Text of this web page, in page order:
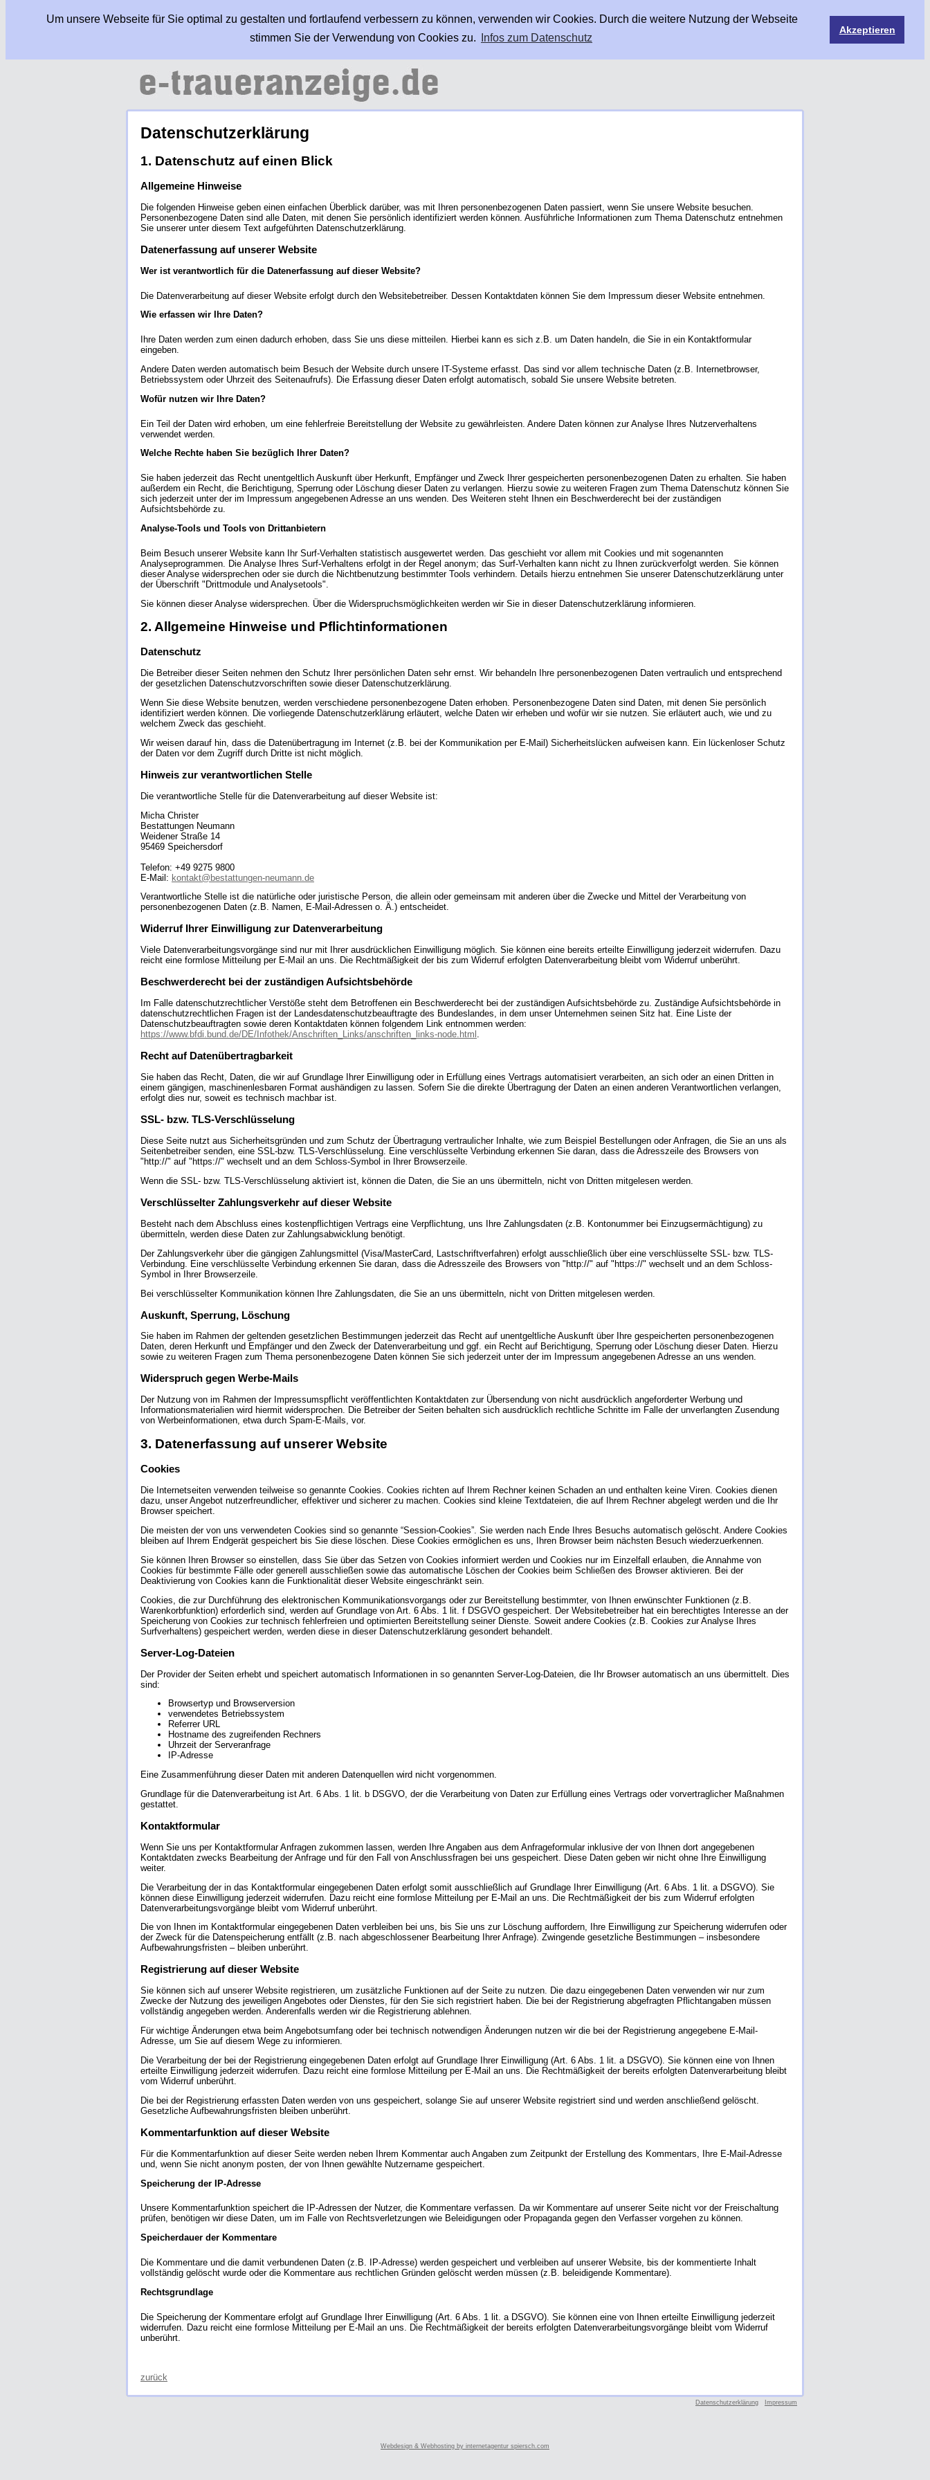
Um unsere Webseite für Sie optimal zu gestalten und fortlaufend verbessern zu können, verwenden wir Cookies. Durch die weitere Nutzung der Webseite
stimmen Sie der Verwendung von Cookies zu.
Infos zum Datenschutz
Akzeptieren
Datenschutzerklärung
1. Datenschutz auf einen Blick
Allgemeine Hinweise
Die folgenden Hinweise geben einen einfachen Überblick darüber, was mit Ihren personenbezogenen Daten passiert, wenn Sie unsere Website besuchen.
Personenbezogene Daten sind alle Daten, mit denen Sie persönlich identifiziert werden können. Ausführliche Informationen zum Thema Datenschutz entnehmen
Sie unserer unter diesem Text aufgeführten Datenschutzerklärung.
Datenerfassung auf unserer Website
Wer ist verantwortlich für die Datenerfassung auf dieser Website?
Die Datenverarbeitung auf dieser Website erfolgt durch den Websitebetreiber. Dessen Kontaktdaten können Sie dem Impressum dieser Website entnehmen.
Wie erfassen wir Ihre Daten?
Ihre Daten werden zum einen dadurch erhoben, dass Sie uns diese mitteilen. Hierbei kann es sich z.B. um Daten handeln, die Sie in ein Kontaktformular
eingeben.
Andere Daten werden automatisch beim Besuch der Website durch unsere IT-Systeme erfasst. Das sind vor allem technische Daten (z.B. Internetbrowser,
Betriebssystem oder Uhrzeit des Seitenaufrufs). Die Erfassung dieser Daten erfolgt automatisch, sobald Sie unsere Website betreten.
Wofür nutzen wir Ihre Daten?
Ein Teil der Daten wird erhoben, um eine fehlerfreie Bereitstellung der Website zu gewährleisten. Andere Daten können zur Analyse Ihres Nutzerverhaltens
verwendet werden.
Welche Rechte haben Sie bezüglich Ihrer Daten?
Sie haben jederzeit das Recht unentgeltlich Auskunft über Herkunft, Empfänger und Zweck Ihrer gespeicherten personenbezogenen Daten zu erhalten. Sie haben
außerdem ein Recht, die Berichtigung, Sperrung oder Löschung dieser Daten zu verlangen. Hierzu sowie zu weiteren Fragen zum Thema Datenschutz können Sie
sich jederzeit unter der im Impressum angegebenen Adresse an uns wenden. Des Weiteren steht Ihnen ein Beschwerderecht bei der zuständigen
Aufsichtsbehörde zu.
Analyse-Tools und Tools von Drittanbietern
Beim Besuch unserer Website kann Ihr Surf-Verhalten statistisch ausgewertet werden. Das geschieht vor allem mit Cookies und mit sogenannten
Analyseprogrammen. Die Analyse Ihres Surf-Verhaltens erfolgt in der Regel anonym; das Surf-Verhalten kann nicht zu Ihnen zurückverfolgt werden. Sie können
dieser Analyse widersprechen oder sie durch die Nichtbenutzung bestimmter Tools verhindern. Details hierzu entnehmen Sie unserer Datenschutzerklärung unter
der Überschrift "Drittmodule und Analysetools".
Sie können dieser Analyse widersprechen. Über die Widerspruchsmöglichkeiten werden wir Sie in dieser Datenschutzerklärung informieren.
2. Allgemeine Hinweise und Pflichtinformationen
Datenschutz
Die Betreiber dieser Seiten nehmen den Schutz Ihrer persönlichen Daten sehr ernst. Wir behandeln Ihre personenbezogenen Daten vertraulich und entsprechend
der gesetzlichen Datenschutzvorschriften sowie dieser Datenschutzerklärung.
Wenn Sie diese Website benutzen, werden verschiedene personenbezogene Daten erhoben. Personenbezogene Daten sind Daten, mit denen Sie persönlich
identifiziert werden können. Die vorliegende Datenschutzerklärung erläutert, welche Daten wir erheben und wofür wir sie nutzen. Sie erläutert auch, wie und zu
welchem Zweck das geschieht.
Wir weisen darauf hin, dass die Datenübertragung im Internet (z.B. bei der Kommunikation per E-Mail) Sicherheitslücken aufweisen kann. Ein lückenloser Schutz
der Daten vor dem Zugriff durch Dritte ist nicht möglich.
Hinweis zur verantwortlichen Stelle
Die verantwortliche Stelle für die Datenverarbeitung auf dieser Website ist:
Micha Christer
Bestattungen Neumann
Weidener Straße 14
95469 Speichersdorf
Telefon: +49 9275 9800
E-Mail: kontakt@bestattungen-neumann.de
Verantwortliche Stelle ist die natürliche oder juristische Person, die allein oder gemeinsam mit anderen über die Zwecke und Mittel der Verarbeitung von
personenbezogenen Daten (z.B. Namen, E-Mail-Adressen o. Ä.) entscheidet.
Widerruf Ihrer Einwilligung zur Datenverarbeitung
Viele Datenverarbeitungsvorgänge sind nur mit Ihrer ausdrücklichen Einwilligung möglich. Sie können eine bereits erteilte Einwilligung jederzeit widerrufen. Dazu
reicht eine formlose Mitteilung per E-Mail an uns. Die Rechtmäßigkeit der bis zum Widerruf erfolgten Datenverarbeitung bleibt vom Widerruf unberührt.
Beschwerderecht bei der zuständigen Aufsichtsbehörde
Im Falle datenschutzrechtlicher Verstöße steht dem Betroffenen ein Beschwerderecht bei der zuständigen Aufsichtsbehörde zu. Zuständige Aufsichtsbehörde in
datenschutzrechtlichen Fragen ist der Landesdatenschutzbeauftragte des Bundeslandes, in dem unser Unternehmen seinen Sitz hat. Eine Liste der
Datenschutzbeauftragten sowie deren Kontaktdaten können folgendem Link entnommen werden:
https://www.bfdi.bund.de/DE/Infothek/Anschriften_Links/anschriften_links-node.html .
Recht auf Datenübertragbarkeit
Sie haben das Recht, Daten, die wir auf Grundlage Ihrer Einwilligung oder in Erfüllung eines Vertrags automatisiert verarbeiten, an sich oder an einen Dritten in
einem gängigen, maschinenlesbaren Format aushändigen zu lassen. Sofern Sie die direkte Übertragung der Daten an einen anderen Verantwortlichen verlangen,
erfolgt dies nur, soweit es technisch machbar ist.
SSL- bzw. TLS-Verschlüsselung
Diese Seite nutzt aus Sicherheitsgründen und zum Schutz der Übertragung vertraulicher Inhalte, wie zum Beispiel Bestellungen oder Anfragen, die Sie an uns als
Seitenbetreiber senden, eine SSL-bzw. TLS-Verschlüsselung. Eine verschlüsselte Verbindung erkennen Sie daran, dass die Adresszeile des Browsers von
"http://" auf "https://" wechselt und an dem Schloss-Symbol in Ihrer Browserzeile.
Wenn die SSL- bzw. TLS-Verschlüsselung aktiviert ist, können die Daten, die Sie an uns übermitteln, nicht von Dritten mitgelesen werden.
Verschlüsselter Zahlungsverkehr auf dieser Website
Besteht nach dem Abschluss eines kostenpflichtigen Vertrags eine Verpflichtung, uns Ihre Zahlungsdaten (z.B. Kontonummer bei Einzugsermächtigung) zu
übermitteln, werden diese Daten zur Zahlungsabwicklung benötigt.
Der Zahlungsverkehr über die gängigen Zahlungsmittel (Visa/MasterCard, Lastschriftverfahren) erfolgt ausschließlich über eine verschlüsselte SSL- bzw. TLS-
Verbindung. Eine verschlüsselte Verbindung erkennen Sie daran, dass die Adresszeile des Browsers von "http://" auf "https://" wechselt und an dem Schloss-
Symbol in Ihrer Browserzeile.
Bei verschlüsselter Kommunikation können Ihre Zahlungsdaten, die Sie an uns übermitteln, nicht von Dritten mitgelesen werden.
Auskunft, Sperrung, Löschung
Sie haben im Rahmen der geltenden gesetzlichen Bestimmungen jederzeit das Recht auf unentgeltliche Auskunft über Ihre gespeicherten personenbezogenen
Daten, deren Herkunft und Empfänger und den Zweck der Datenverarbeitung und ggf. ein Recht auf Berichtigung, Sperrung oder Löschung dieser Daten. Hierzu
sowie zu weiteren Fragen zum Thema personenbezogene Daten können Sie sich jederzeit unter der im Impressum angegebenen Adresse an uns wenden.
Widerspruch gegen Werbe-Mails
Der Nutzung von im Rahmen der Impressumspflicht veröffentlichten Kontaktdaten zur Übersendung von nicht ausdrücklich angeforderter Werbung und
Informationsmaterialien wird hiermit widersprochen. Die Betreiber der Seiten behalten sich ausdrücklich rechtliche Schritte im Falle der unverlangten Zusendung
von Werbeinformationen, etwa durch Spam-E-Mails, vor.
3. Datenerfassung auf unserer Website
Cookies
Die Internetseiten verwenden teilweise so genannte Cookies. Cookies richten auf Ihrem Rechner keinen Schaden an und enthalten keine Viren. Cookies dienen
dazu, unser Angebot nutzerfreundlicher, effektiver und sicherer zu machen. Cookies sind kleine Textdateien, die auf Ihrem Rechner abgelegt werden und die Ihr
Browser speichert.
Die meisten der von uns verwendeten Cookies sind so genannte “Session-Cookies”. Sie werden nach Ende Ihres Besuchs automatisch gelöscht. Andere Cookies
bleiben auf Ihrem Endgerät gespeichert bis Sie diese löschen. Diese Cookies ermöglichen es uns, Ihren Browser beim nächsten Besuch wiederzuerkennen.
Sie können Ihren Browser so einstellen, dass Sie über das Setzen von Cookies informiert werden und Cookies nur im Einzelfall erlauben, die Annahme von
Cookies für bestimmte Fälle oder generell ausschließen sowie das automatische Löschen der Cookies beim Schließen des Browser aktivieren. Bei der
Deaktivierung von Cookies kann die Funktionalität dieser Website eingeschränkt sein.
Cookies, die zur Durchführung des elektronischen Kommunikationsvorgangs oder zur Bereitstellung bestimmter, von Ihnen erwünschter Funktionen (z.B.
Warenkorbfunktion) erforderlich sind, werden auf Grundlage von Art. 6 Abs. 1 lit. f DSGVO gespeichert. Der Websitebetreiber hat ein berechtigtes Interesse an der
Speicherung von Cookies zur technisch fehlerfreien und optimierten Bereitstellung seiner Dienste. Soweit andere Cookies (z.B. Cookies zur Analyse Ihres
Surfverhaltens) gespeichert werden, werden diese in dieser Datenschutzerklärung gesondert behandelt.
Server-Log-Dateien
Der Provider der Seiten erhebt und speichert automatisch Informationen in so genannten Server-Log-Dateien, die Ihr Browser automatisch an uns übermittelt. Dies
sind:
Browsertyp und Browserversion
verwendetes Betriebssystem
Referrer URL
Hostname des zugreifenden Rechners
Uhrzeit der Serveranfrage
IP-Adresse
Eine Zusammenführung dieser Daten mit anderen Datenquellen wird nicht vorgenommen.
Grundlage für die Datenverarbeitung ist Art. 6 Abs. 1 lit. b DSGVO, der die Verarbeitung von Daten zur Erfüllung eines Vertrags oder vorvertraglicher Maßnahmen
gestattet.
Kontaktformular
Wenn Sie uns per Kontaktformular Anfragen zukommen lassen, werden Ihre Angaben aus dem Anfrageformular inklusive der von Ihnen dort angegebenen
Kontaktdaten zwecks Bearbeitung der Anfrage und für den Fall von Anschlussfragen bei uns gespeichert. Diese Daten geben wir nicht ohne Ihre Einwilligung
weiter.
Die Verarbeitung der in das Kontaktformular eingegebenen Daten erfolgt somit ausschließlich auf Grundlage Ihrer Einwilligung (Art. 6 Abs. 1 lit. a DSGVO). Sie
können diese Einwilligung jederzeit widerrufen. Dazu reicht eine formlose Mitteilung per E-Mail an uns. Die Rechtmäßigkeit der bis zum Widerruf erfolgten
Datenverarbeitungsvorgänge bleibt vom Widerruf unberührt.
Die von Ihnen im Kontaktformular eingegebenen Daten verbleiben bei uns, bis Sie uns zur Löschung auffordern, Ihre Einwilligung zur Speicherung widerrufen oder
der Zweck für die Datenspeicherung entfällt (z.B. nach abgeschlossener Bearbeitung Ihrer Anfrage). Zwingende gesetzliche Bestimmungen – insbesondere
Aufbewahrungsfristen – bleiben unberührt.
Registrierung auf dieser Website
Sie können sich auf unserer Website registrieren, um zusätzliche Funktionen auf der Seite zu nutzen. Die dazu eingegebenen Daten verwenden wir nur zum
Zwecke der Nutzung des jeweiligen Angebotes oder Dienstes, für den Sie sich registriert haben. Die bei der Registrierung abgefragten Pflichtangaben müssen
vollständig angegeben werden. Anderenfalls werden wir die Registrierung ablehnen.
Für wichtige Änderungen etwa beim Angebotsumfang oder bei technisch notwendigen Änderungen nutzen wir die bei der Registrierung angegebene E-Mail-
Adresse, um Sie auf diesem Wege zu informieren.
Die Verarbeitung der bei der Registrierung eingegebenen Daten erfolgt auf Grundlage Ihrer Einwilligung (Art. 6 Abs. 1 lit. a DSGVO). Sie können eine von Ihnen
erteilte Einwilligung jederzeit widerrufen. Dazu reicht eine formlose Mitteilung per E-Mail an uns. Die Rechtmäßigkeit der bereits erfolgten Datenverarbeitung bleibt
vom Widerruf unberührt.
Die bei der Registrierung erfassten Daten werden von uns gespeichert, solange Sie auf unserer Website registriert sind und werden anschließend gelöscht.
Gesetzliche Aufbewahrungsfristen bleiben unberührt.
Kommentarfunktion auf dieser Website
Für die Kommentarfunktion auf dieser Seite werden neben Ihrem Kommentar auch Angaben zum Zeitpunkt der Erstellung des Kommentars, Ihre E-Mail-Adresse
und, wenn Sie nicht anonym posten, der von Ihnen gewählte Nutzername gespeichert.
Speicherung der IP-Adresse
Unsere Kommentarfunktion speichert die IP-Adressen der Nutzer, die Kommentare verfassen. Da wir Kommentare auf unserer Seite nicht vor der Freischaltung
prüfen, benötigen wir diese Daten, um im Falle von Rechtsverletzungen wie Beleidigungen oder Propaganda gegen den Verfasser vorgehen zu können.
Speicherdauer der Kommentare
Die Kommentare und die damit verbundenen Daten (z.B. IP-Adresse) werden gespeichert und verbleiben auf unserer Website, bis der kommentierte Inhalt
vollständig gelöscht wurde oder die Kommentare aus rechtlichen Gründen gelöscht werden müssen (z.B. beleidigende Kommentare).
Rechtsgrundlage
Die Speicherung der Kommentare erfolgt auf Grundlage Ihrer Einwilligung (Art. 6 Abs. 1 lit. a DSGVO). Sie können eine von Ihnen erteilte Einwilligung jederzeit
widerrufen. Dazu reicht eine formlose Mitteilung per E-Mail an uns. Die Rechtmäßigkeit der bereits erfolgten Datenverarbeitungsvorgänge bleibt vom Widerruf
unberührt.
zurück
Datenschutzerklärung Impressum
Webdesign & Webhosting by internetagentur spiersch.com